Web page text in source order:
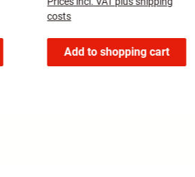
costs
Add to shopping cart